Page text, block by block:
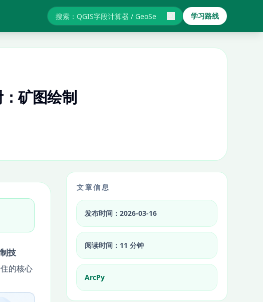
搜索GIS教程与报错 学习路线
矿图绘制
技
的核心
文章信息
发布时间：2026-03-16
阅读时间：11 分钟
ArcPy